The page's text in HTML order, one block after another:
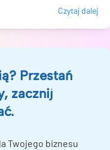
Czytaj dalej
Przestań
zacznij
Twojego biznesu